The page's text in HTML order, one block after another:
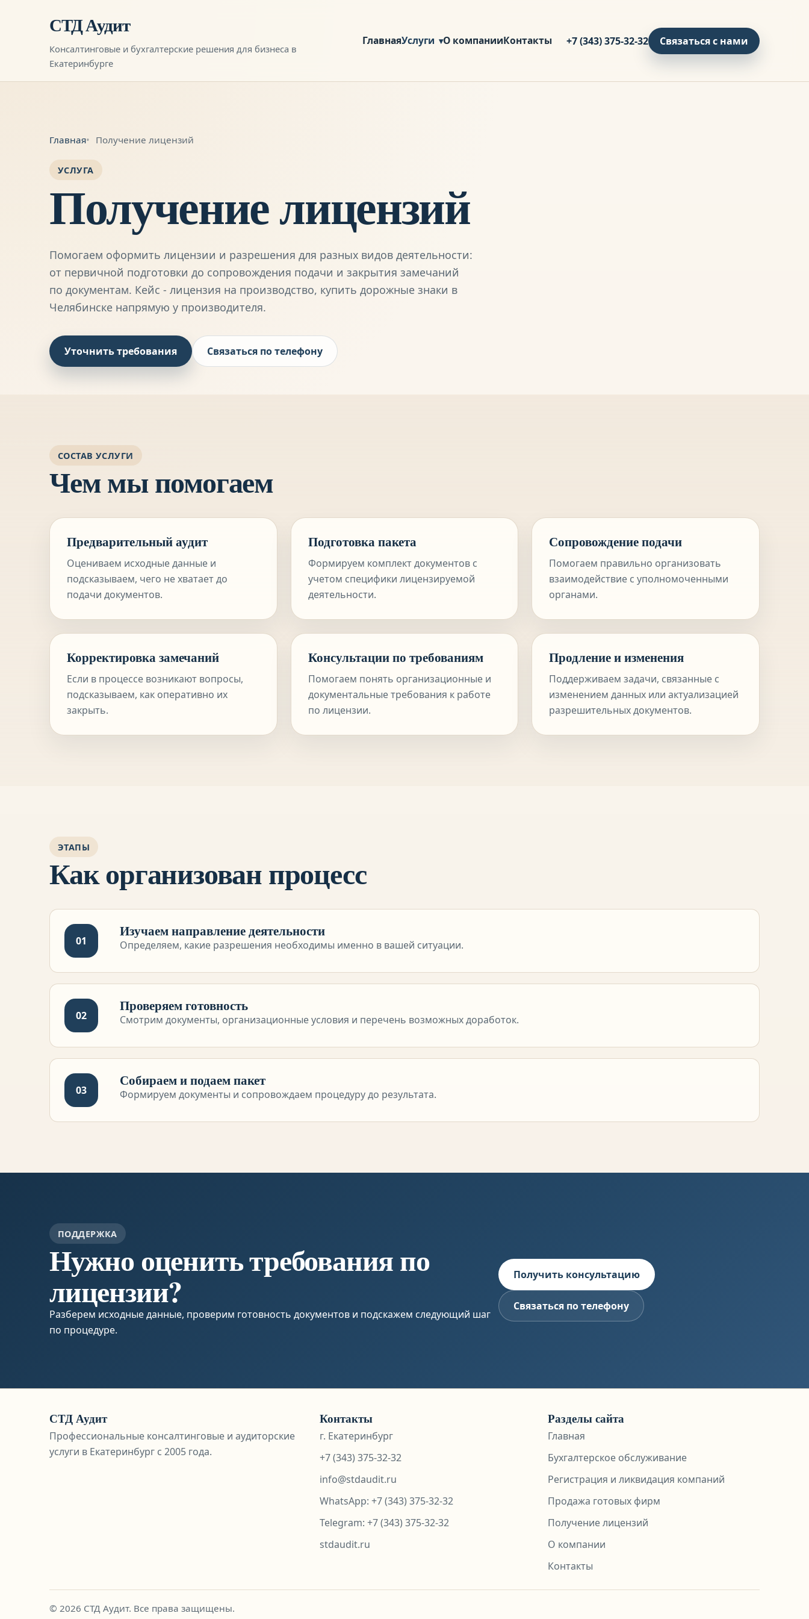
СТД Аудит
Консалтинговые и бухгалтерские решения для бизнеса в
Екатеринбурге
ГлавнаяУслуги О компанииКонтакты +7 (343) 375-32-32 Связаться с нами
Главная Получение лицензий
УСЛУГА
Получение лицензий
Помогаем оформить лицензии и разрешения для разных видов деятельности:
от первичной подготовки до сопровождения подачи и закрытия замечаний
по документам. Кейс - лицензия на производство, купить дорожные знаки в
Челябинске напрямую у производителя.
Уточнить требования Связаться по телефону
СОСТАВ УСЛУГИ
Чем мы помогаем
Предварительный аудит
Оцениваем исходные данные и
подсказываем, чего не хватает до
подачи документов.
Подготовка пакета
Формируем комплект документов с
учетом специфики лицензируемой
деятельности.
Сопровождение подачи
Помогаем правильно организовать
взаимодействие с уполномоченными
органами.
Корректировка замечаний
Если в процессе возникают вопросы,
подсказываем, как оперативно их
закрыть.
Консультации по требованиям
Помогаем понять организационные и
документальные требования к работе
по лицензии.
Продление и изменения
Поддерживаем задачи, связанные с
изменением данных или актуализацией
разрешительных документов.
ЭТАПЫ
Как организован процесс
01
Изучаем направление деятельности
Определяем, какие разрешения необходимы именно в вашей ситуации.
02
Проверяем готовность
Смотрим документы, организационные условия и перечень возможных доработок.
03
Собираем и подаем пакет
Формируем документы и сопровождаем процедуру до результата.
ПОДДЕРЖКА
Нужно оценить требования по
лицензии?
Разберем исходные данные, проверим готовность документов и подскажем следующий шаг
по процедуре.
Получить консультацию
Связаться по телефону
СТД Аудит
Профессиональные консалтинговые и аудиторские
услуги в Екатеринбург с 2005 года.
Контакты
г. Екатеринбург
+7 (343) 375-32-32
info@stdaudit.ru
WhatsApp: +7 (343) 375-32-32
Telegram: +7 (343) 375-32-32
stdaudit.ru
Разделы сайта
Главная
Бухгалтерское обслуживание
Регистрация и ликвидация компаний
Продажа готовых фирм
Получение лицензий
О компании
Контакты
© 2026 СТД Аудит. Все права защищены.